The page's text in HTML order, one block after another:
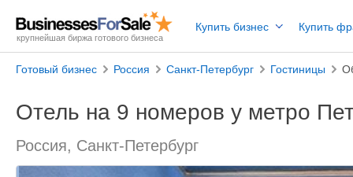
крупнейшая биржа готового бизнеса
Купить бизнес Купить
Готовый бизнес Россия Санкт-Петербург Гостиницы
Отель на 9 номеров у метро
Россия, Санкт-Петербург